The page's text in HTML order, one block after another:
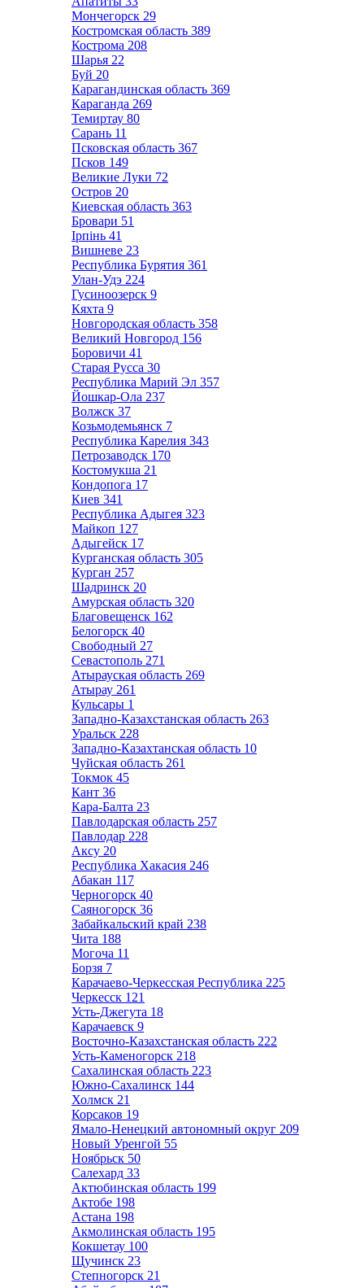
Мончегорск 29
Костромская область 389
Кострома 208
Шарья 22
Буй 20
Карагандинская область 369
Караганда 269
Темиртау 80
Сарань 11
Псковская область 367
Псков 149
Великие Луки 72
Остров 20
Киевская область 363
Бровари 51
Ірпінь 41
Вишневе 23
Республика Бурятия 361
Улан-Удэ 224
Гусиноозерск 9
Кяхта 9
Новгородская область 358
Великий Новгород 156
Боровичи 41
Старая Русса 30
Республика Марий Эл 357
Йошкар-Ола 237
Волжск 37
Козьмодемьянск 7
Республика Карелия 343
Петрозаводск 170
Костомукша 21
Кондопога 17
Киев 341
Республика Адыгея 323
Майкоп 127
Адыгейск 17
Курганская область 305
Курган 257
Шадринск 20
Амурская область 320
Благовещенск 162
Белогорск 40
Свободный 27
Севастополь 271
Атырауская область 269
Атырау 261
Кульсары 1
Западно-Казахстанская область 263
Уральск 228
Западно-Казахтанская область 10
Чуйская область 261
Токмок 45
Кант 36
Кара-Балта 23
Павлодарская область 257
Павлодар 228
Аксу 20
Республика Хакасия 246
Абакан 117
Черногорск 40
Саяногорск 36
Забайкальский край 238
Чита 188
Могоча 11
Борзя 7
Карачаево-Черкесская Республика 225
Черкесск 121
Усть-Джегута 18
Карачаевск 9
Восточно-Казахстанская область 222
Усть-Каменогорск 218
Сахалинская область 223
Южно-Сахалинск 144
Холмск 21
Корсаков 19
Ямало-Ненецкий автономный округ 209
Новый Уренгой 55
Ноябрьск 50
Салехард 33
Актюбинская область 199
Актобе 198
Астана 198
Акмолинская область 195
Кокшетау 100
Щучинск 23
Степногорск 21